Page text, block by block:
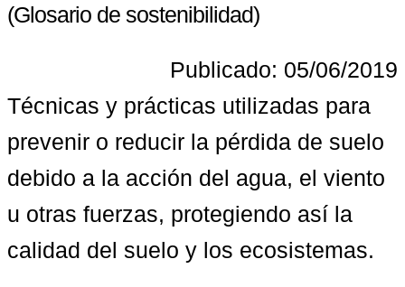
(Glosario de sostenibilidad)
Publicado: 05/06/2019
Técnicas y prácticas utilizadas para
prevenir o reducir la pérdida de suelo
debido a la acción del agua, el viento
u otras fuerzas, protegiendo así la
calidad del suelo y los ecosistemas.